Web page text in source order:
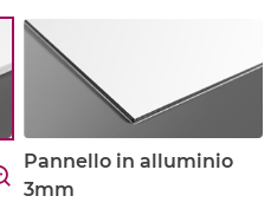
Pannello in alluminio
3mm